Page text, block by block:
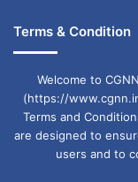
Terms & Condition
Welcome to
(https://
Terms and
are designed to
users and to